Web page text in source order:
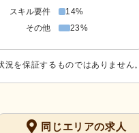
スキル要件
14%
その他
23%
を保証するものではありません。
同じエリアの求人